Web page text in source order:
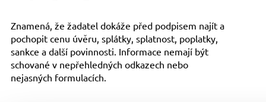
Znamená, že žadatel dokáže před podpisem najít a
pochopit cenu úvěru, splátky, splatnost, poplatky,
sankce a další povinnosti. Informace nemají být
schované v nepřehledných odkazech nebo
nejasných formulacích.